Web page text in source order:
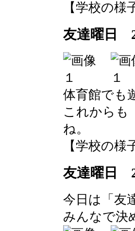
【学校の様
友達曜日
体育館でも
これからも
ね。
【学校の様
友達曜日
今日は「友
みんなで決